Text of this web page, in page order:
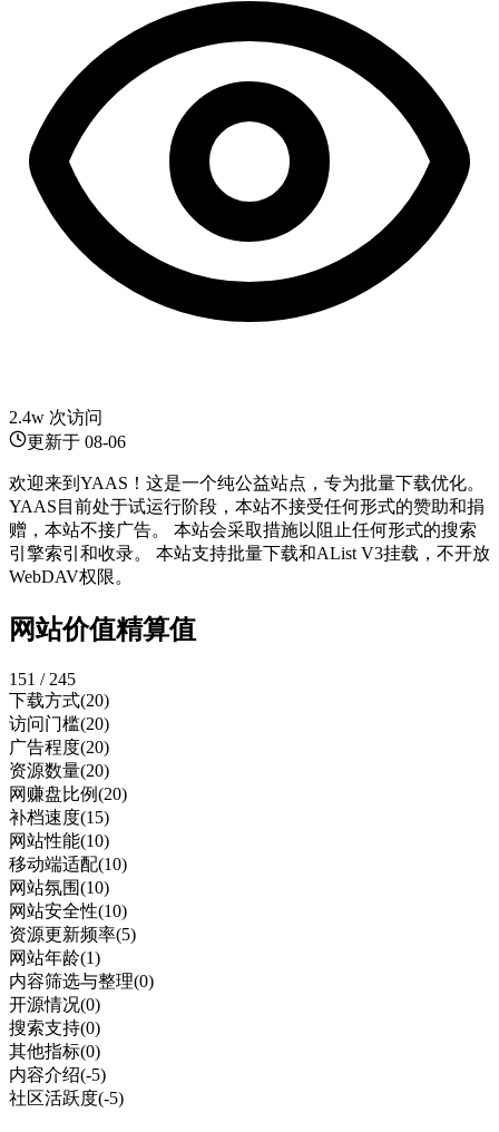
2.4w 次访问
更新于 08-06
欢迎来到YAAS！这是一个纯公益站点，专为批量下载优化。
YAAS目前处于试运行阶段，本站不接受任何形式的赞助和捐
赠，本站不接广告。 本站会采取措施以阻止任何形式的搜索
引擎索引和收录。 本站支持批量下载和AList V3挂载，不开放
WebDAV权限。
网站价值精算值
151 / 245
下载方式(20)
访问门槛(20)
广告程度(20)
资源数量(20)
网赚盘比例(20)
补档速度(15)
网站性能(10)
移动端适配(10)
网站氛围(10)
网站安全性(10)
资源更新频率(5)
网站年龄(1)
内容筛选与整理(0)
开源情况(0)
搜索支持(0)
其他指标(0)
内容介绍(-5)
社区活跃度(-5)